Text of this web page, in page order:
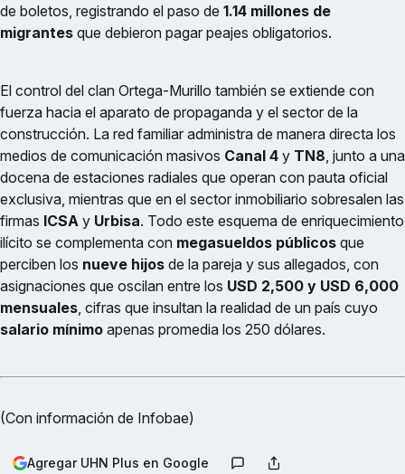
de boletos, registrando el paso de 1.14 millones de
migrantes que debieron pagar peajes obligatorios.
El control del clan Ortega-Murillo también se extiende con
fuerza hacia el aparato de propaganda y el sector de la
construcción. La red familiar administra de manera directa los
medios de comunicación masivos Canal 4 y TN8 , junto a una
docena de estaciones radiales que operan con pauta oficial
exclusiva, mientras que en el sector inmobiliario sobresalen las
firmas ICSA y Urbisa. Todo este esquema de enriquecimiento
ilícito se complementa con megasueldos públicos que
perciben los nueve hijos de la pareja y sus allegados, con
asignaciones que oscilan entre los USD 2,500 y USD 6,000
mensuales , cifras que insultan la realidad de un país cuyo
salario mínimo apenas promedia los 250 dólares.
(Con información de Infobae)
Agregar UHN Plus en Google